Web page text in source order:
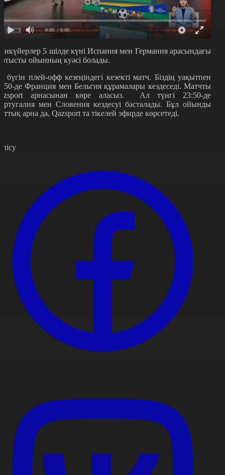
0:00 / 0:00
5 шілде күні Испания мен Германия арасындағы
ойынның куәсі болады.
бүгін плей-офф кезеңіндегі кезекті матч. Біздің уақытпен
де Франция мен Бельгия құрамалары кездеседі. Матчты
арнасынан көре аласыз. Ал түнгі 23:50-де
мен Словения кездесуі басталады. Бұл ойынды
арна да, Qazsport та тікелей эфирде көрсетеді.